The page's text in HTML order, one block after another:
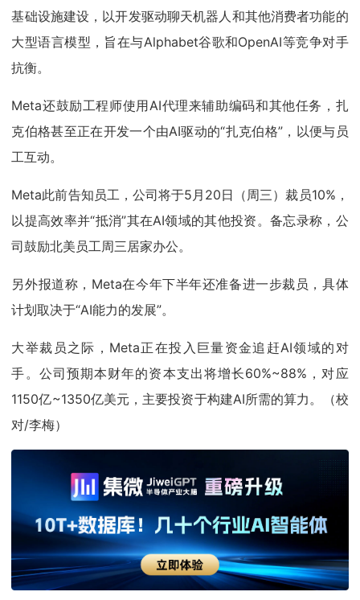
基础设施建设，以开发驱动聊天机器人和其他消费者功能的
大型语言模型，旨在与Alphabet谷歌和OpenAI等竞争对手
抗衡。
Meta还鼓励工程师使用AI代理来辅助编码和其他任务，扎
克伯格甚至正在开发一个由AI驱动的“扎克伯格”，以便与员
工互动。
Meta此前告知员工，公司将于5月20日（周三）裁员10%，
以提高效率并“抵消”其在AI领域的其他投资。备忘录称，公
司鼓励北美员工周三居家办公。
另外报道称，Meta在今年下半年还准备进一步裁员，具体
计划取决于“AI能力的发展”。
大举裁员之际，Meta正在投入巨量资金追赶AI领域的对
手。公司预期本财年的资本支出将增长60%~88%，对应
1150亿~1350亿美元，主要投资于构建AI所需的算力。（校
对/李梅）